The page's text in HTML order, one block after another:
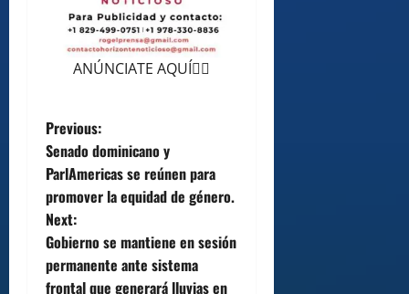
ANÚNCIATE AQUÍ👆🏻
P
o
s
t
Previous:
Senado dominicano y
ParlAmericas se reúnen para
promover la equidad de género.
Next:
Gobierno se mantiene en sesión
permanente ante sistema
frontal que generará lluvias en